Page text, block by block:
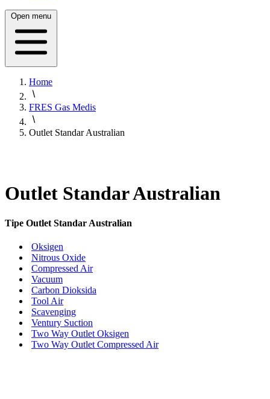
Open menu
Home
FRES Gas Medis
Outlet Standar Australian
Outlet Standar Australian
Tipe Outlet Standar Australian
Oksigen
Nitrous Oxide
Compressed Air
Vacuum
Carbon Dioksida
Tool Air
Scavenging
Ventury Suction
Two Way Outlet Oksigen
Two Way Outlet Compressed Air